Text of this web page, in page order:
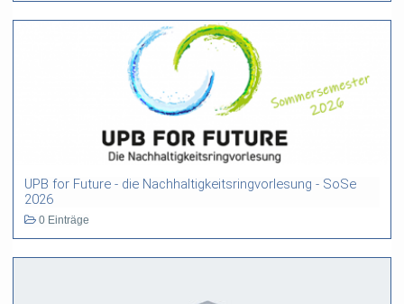
UPB for Future - die Nachhaltigkeitsringvorlesung - SoSe
2026
0 Einträge